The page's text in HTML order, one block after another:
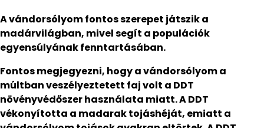
A vándorsólyom fontos szerepet játszik a
madárvilágban, mivel segít a populációk
egyensúlyának fenntartásában.
Fontos megjegyezni, hogy a vándorsólyom a
múltban veszélyeztetett faj volt a DDT
növényvédőszer használata miatt. A DDT
vékonyította a madarak tojáshéját, emiatt a